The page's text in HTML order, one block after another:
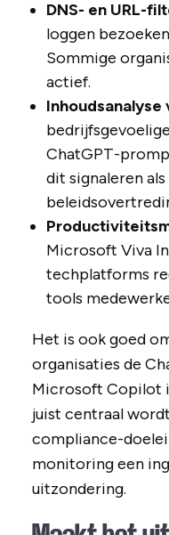
DNS- en URL-
loggen
Sommige
actief.
Inhoudsanalyse
ChatGPT-
dit signaleren
Microsoft Viva
techplatforms
tools
Het is ook goed
organisaties de
Microsoft Copilot
juist centraal
compliance-
monitoring een
uitzondering.